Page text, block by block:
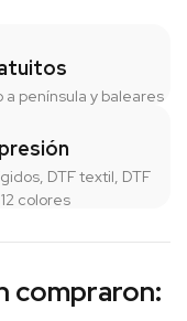
península y baleares
DTF textil, DTF
colores
compraron: